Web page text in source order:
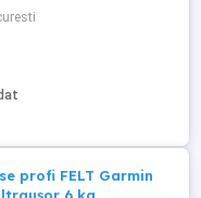
profi FELT Garmin